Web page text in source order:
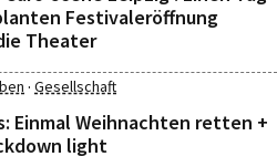
Festivaleröffnung
Theater
· Gesellschaft
Einmal Weihnachten retten +
light